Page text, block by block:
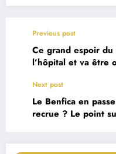
Previous post
Ce grand espoir
l’hôpital et va être
Next post
Le Benfica en
recrue ? Le point